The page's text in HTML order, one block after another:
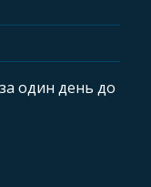
один день до